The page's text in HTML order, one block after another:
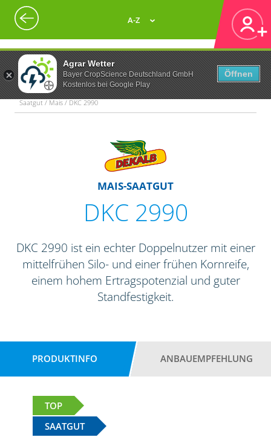
Agrar Wetter
Bayer CropScience Deutschland GmbH
Kostenlos bei Google Play
Öffnen
A-Z
Saatgut / Mais / DKC 2990
MAIS-SAATGUT
DKC 2990
DKC 2990 ist ein echter Doppelnutzer mit einer
mittelfrühen Silo- und einer frühen Kornreife,
einem hohem Ertragspotenzial und guter
Standfestigkeit.
PRODUKTINFO ANBAUEMPFEHLUNG
TOP
SAATGUT